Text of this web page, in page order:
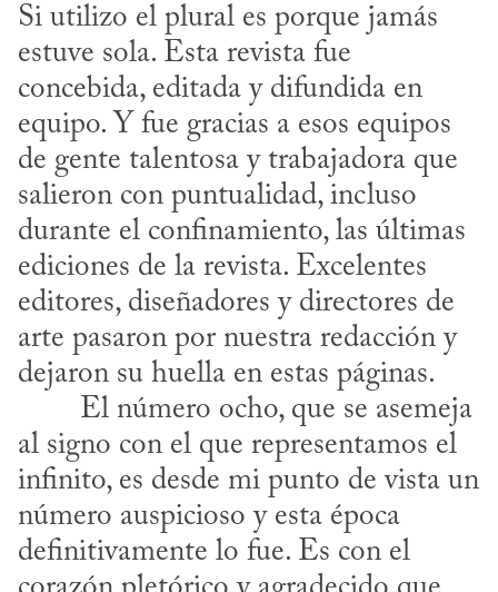
Si utilizo el plural es porque jamás
estuve sola. Esta revista fue
concebida, editada y difundida en
equipo. Y fue gracias a esos equipos
de gente talentosa y trabajadora que
salieron con puntualidad, incluso
durante el confinamiento, las últimas
ediciones de la revista. Excelentes
editores, diseñadores y directores de
arte pasaron por nuestra redacción y
dejaron su huella en estas páginas.
al signo con el que representamos el
infinito, es desde mi punto de vista un
número auspicioso y esta época
definitivamente lo fue. Es con el